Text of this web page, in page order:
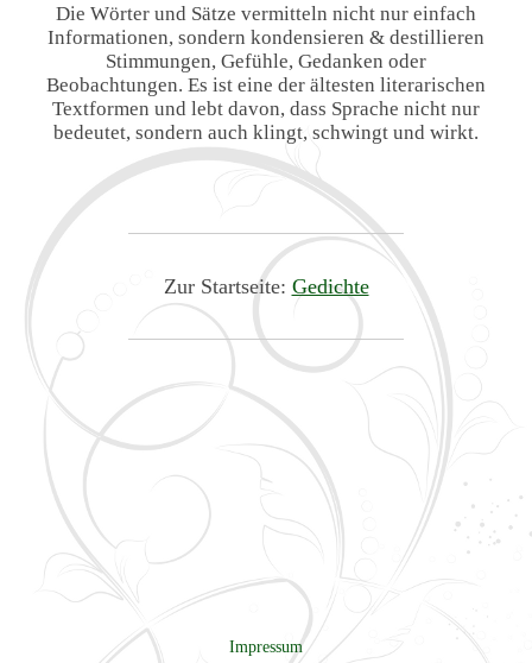
Die Wörter und Sätze vermitteln nicht nur einfach
Informationen, sondern kondensieren & destillieren
Stimmungen, Gefühle, Gedanken oder
Beobachtungen. Es ist eine der ältesten literarischen
Textformen und lebt davon, dass Sprache nicht nur
bedeutet, sondern auch klingt, schwingt und wirkt.
Zur Startseite: Gedichte
Impressum